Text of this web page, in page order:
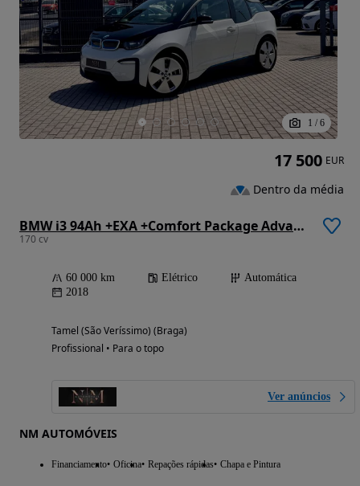
1 / 6
BMW i3 94Ah +EXA +Comfort Package Advance
170 cv
60 000 km Elétrico
Automática
2018
Tamel (São Veríssimo) (Braga)
Profissional • Para o topo
Ver anúncios
NM AUTOMÓVEIS
Financiamento Oficina Repações rápidas Chapa e Pintura
17 500 EUR
Dentro da média